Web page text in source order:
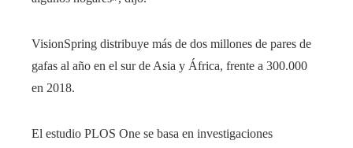
VisionSpring distribuye más de dos millones de pares de
gafas al año en el sur de Asia y África, frente a 300.000
en 2018.
El estudio PLOS One se basa en investigaciones